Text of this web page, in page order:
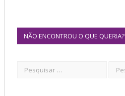
NÃO ENCONTROU O QUE QUERIA?